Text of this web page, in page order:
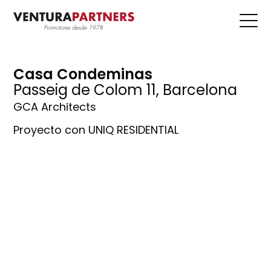
Casa Condeminas
Passeig de Colom 11, Barcelona
GCA Architects
Proyecto con UNIQ RESIDENTIAL